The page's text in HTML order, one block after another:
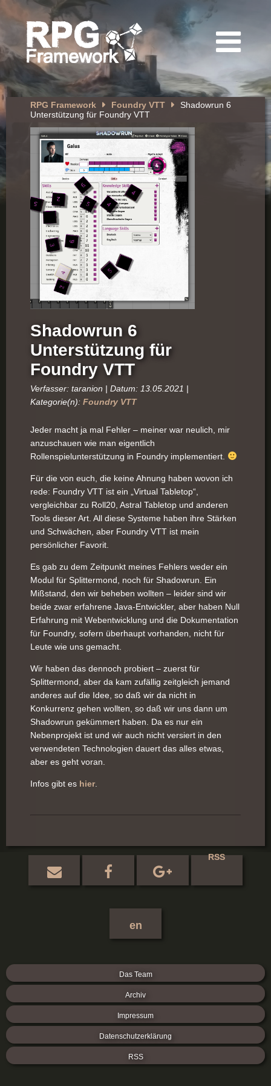
RPG Framework Foundry VTT
Shadowrun 6
Unterstützung für Foundry VTT
Shadowrun 6
Unterstützung für
Foundry VTT
Verfasser: taranion | Datum: 13.05.2021 |
Kategorie(n): Foundry VTT
Jeder macht ja mal Fehler – meiner war neulich, mir
anzuschauen wie man eigentlich
Rollenspielunterstützung in Foundry implementiert.
Für die von euch, die keine Ahnung haben wovon ich
rede: Foundry VTT ist ein „Virtual Tabletop“,
vergleichbar zu Roll20, Astral Tabletop und anderen
Tools dieser Art. All diese Systeme haben ihre Stärken
und Schwächen, aber Foundry VTT ist mein
persönlicher Favorit.
Es gab zu dem Zeitpunkt meines Fehlers weder ein
Modul für Splittermond, noch für Shadowrun. Ein
Mißstand, den wir beheben wollten – leider sind wir
beide zwar erfahrene Java-Entwickler, aber haben Null
Erfahrung mit Webentwicklung und die Dokumentation
für Foundry, sofern überhaupt vorhanden, nicht für
Leute wie uns gemacht.
Wir haben das dennoch probiert – zuerst für
Splittermond, aber da kam zufällig zeitgleich jemand
anderes auf die Idee, so daß wir da nicht in
Konkurrenz gehen wollten, so daß wir uns dann um
Shadowrun gekümmert haben. Da es nur ein
Nebenprojekt ist und wir auch nicht versiert in den
verwendeten Technologien dauert das alles etwas,
aber es geht voran.
Infos gibt es hier.
RSS
en
Das Team
Archiv
Impressum
Datenschutzerklärung
RSS